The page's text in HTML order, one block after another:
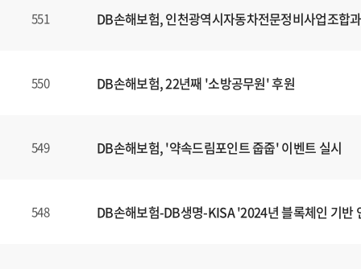
551 DB손해보험, 인천광역시자동차전문정비사업조합
550 DB손해보험, 22년째 '소방공무원' 후원
549 DB손해보험, '약속드림포인트 줍줍' 이벤트 실시
548 DB손해보험-DB생명-KISA '2024년 블록체인 기반